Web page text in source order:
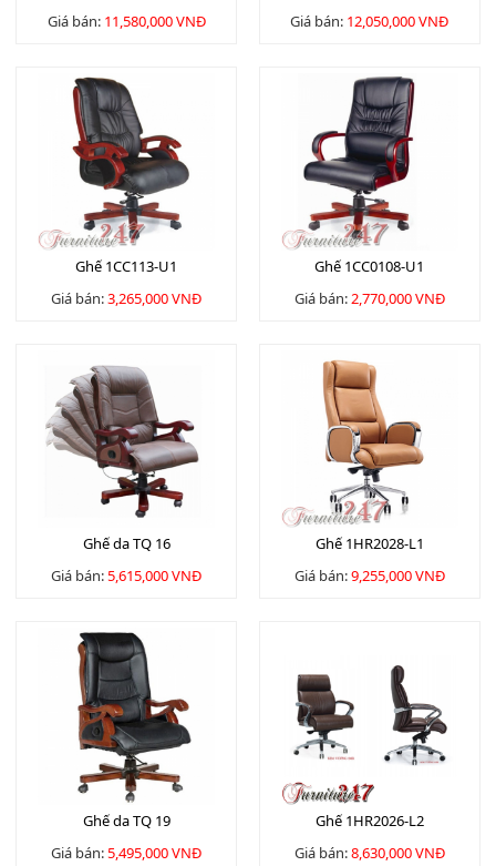
Giá bán: 11,580,000 VNĐ
Giá bán: 12,050,000 VNĐ
Ghế 1CC113-U1
Giá bán:3,265,000 VNĐ
Ghế 1CC0108-U1
Giá bán:2,770,000 VNĐ
Ghế da TQ 16
Giá bán:5,615,000 VNĐ
Ghế 1HR2028-L1
Giá bán:9,255,000 VNĐ
Ghế da TQ 19
Giá bán:5,495,000 VNĐ
Ghế 1HR2026-L2
Giá bán:8,630,000 VNĐ